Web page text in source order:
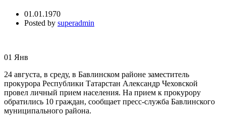
01.01.1970
Posted by superadmin
01 Янв
24 августа, в среду, в Бавлинском районе заместитель
прокурора Республики Татарстан Александр Чеховской
провел личный прием населения. На прием к прокурору
обратились 10 граждан, сообщает пресс-служба Бавлинского
муниципального района.